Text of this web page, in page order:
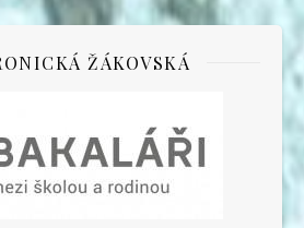
ŽÁKOVSKÁ